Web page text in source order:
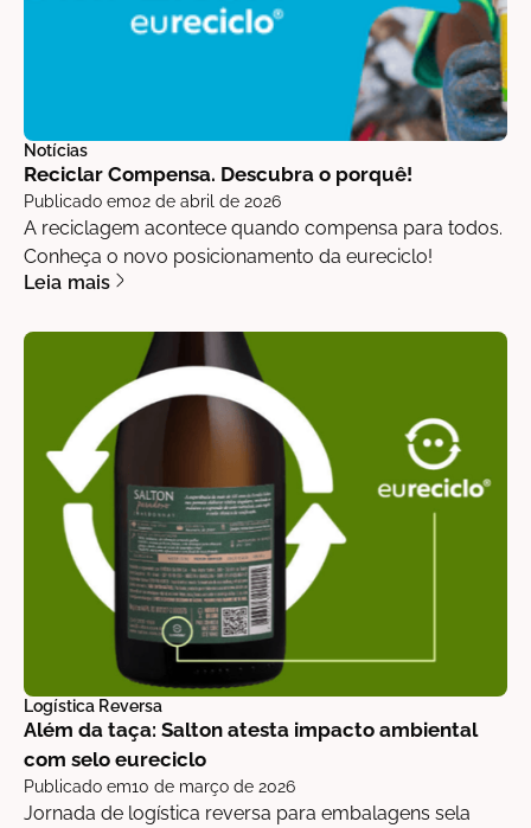
Notícias
Reciclar Compensa. Descubra o porquê!
Publicado em02 de abril de 2026
A reciclagem acontece quando compensa para todos.
Conheça o novo posicionamento da eureciclo!
Leia mais
Logística Reversa
Além da taça: Salton atesta impacto ambiental
com selo eureciclo
Publicado em10 de março de 2026
Jornada de logística reversa para embalagens sela